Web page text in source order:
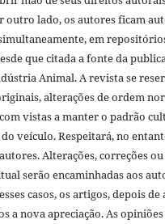
outro lado, os autores ficam
em
que citada a fonte da
Animal. A revista se
alterações de ordem
vistas a manter o padrão
veículo. Respeitará, no
Alterações, correções
serão encaminhadas aos
casos, os artigos, depois
a nova apreciação. As